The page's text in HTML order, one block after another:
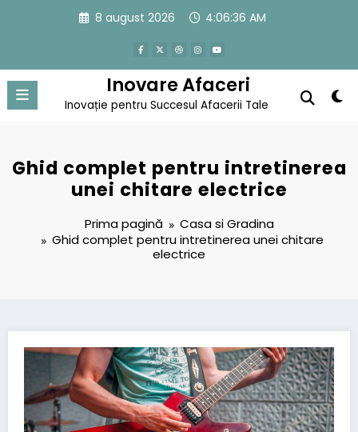
8 august 2026 4:06:36 AM
Inovare Afaceri
Inovație pentru Succesul Afacerii Tale
Ghid complet pentru intretinerea
unei chitare electrice
Prima pagină
Casa si Gradina
Ghid complet pentru intretinerea unei chitare
electrice